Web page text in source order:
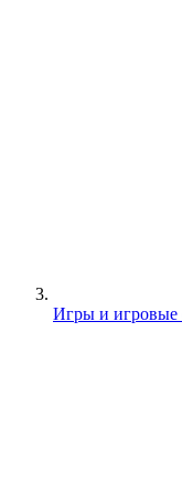
Игры и игровые